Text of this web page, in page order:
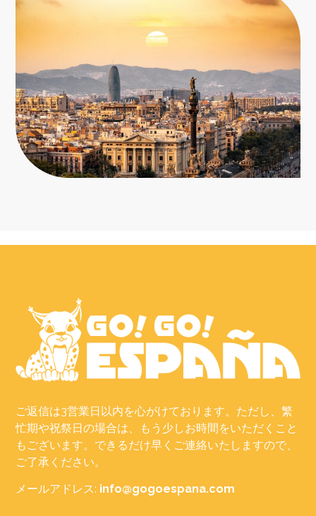
ご返信は3営業日以内を心がけております。ただし、繁
忙期や祝祭日の場合は、もう少しお時間をいただくこと
もございます。できるだけ早くご連絡いたしますので、
ご了承ください。
メールアドレス: info@gogoespana.com